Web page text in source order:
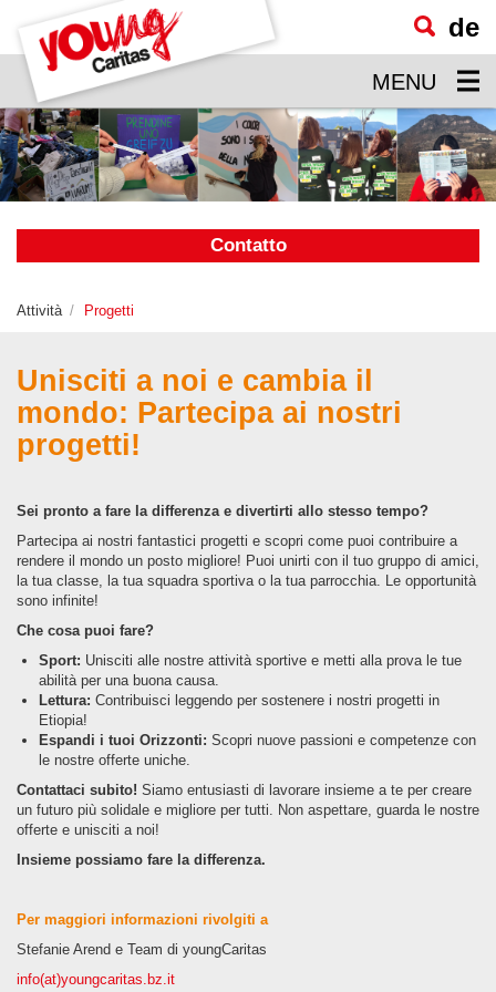
visualizzare
il
contenuto
principale
de
MENU
Contatto
Attività Progetti
Unisciti a noi e cambia il
mondo: Partecipa ai nostri
progetti!
Sei pronto a fare la differenza e divertirti allo stesso tempo?
Partecipa ai nostri fantastici progetti e scopri come puoi contribuire a
rendere il mondo un posto migliore! Puoi unirti con il tuo gruppo di amici,
la tua classe, la tua squadra sportiva o la tua parrocchia. Le opportunità
sono infinite!
Che cosa puoi fare?
Sport: Unisciti alle nostre attività sportive e metti alla prova le tue
abilità per una buona causa.
Lettura: Contribuisci leggendo per sostenere i nostri progetti in
Etiopia!
Espandi i tuoi Orizzonti: Scopri nuove passioni e competenze con
le nostre offerte uniche.
Contattaci subito! Siamo entusiasti di lavorare insieme a te per creare
un futuro più solidale e migliore per tutti. Non aspettare, guarda le nostre
offerte e unisciti a noi!
Insieme possiamo fare la differenza.
Per maggiori informazioni rivolgiti a
Stefanie Arend e Team di youngCaritas
info(at)youngcaritas.bz.it